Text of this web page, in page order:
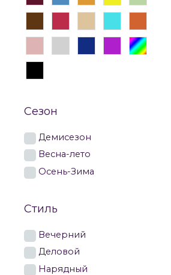
Сезон
Демисезон
Весна-лето
Осень-Зима
Стиль
Вечерний
Деловой
Нарядный